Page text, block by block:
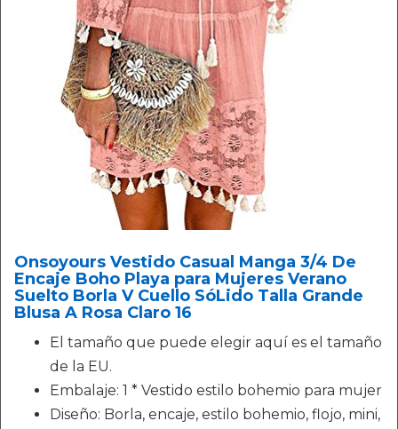
Onsoyours Vestido Casual Manga 3/4 De
Encaje Boho Playa para Mujeres Verano
Suelto Borla V Cuello SóLido Talla Grande
Blusa A Rosa Claro 16
El tamaño que puede elegir aquí es el tamaño
de la EU.
Embalaje: 1 * Vestido estilo bohemio para mujer
Diseño: Borla, encaje, estilo bohemio, flojo, mini,